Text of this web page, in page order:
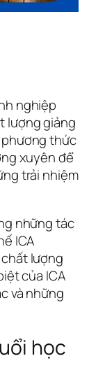
nghiệp
lượng giảng
thức
xuyên để
trải nhiệm
những tác
ICA
lượng
của ICA
và những
học